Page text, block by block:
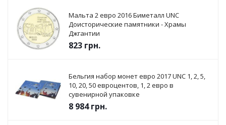
Мальта 2 евро 2016 Биметалл UNC
Доисторические памятники - Храмы
Джгантии
823 грн.
Бельгия набор монет евро 2017 UNC 1, 2, 5,
10, 20, 50 евроцентов, 1, 2 евро в
сувенирной упаковке
8 984грн.